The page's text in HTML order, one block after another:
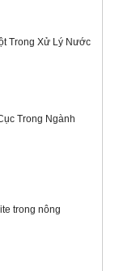
Trong Xử Lý Nước
Trong Ngành
trong nông